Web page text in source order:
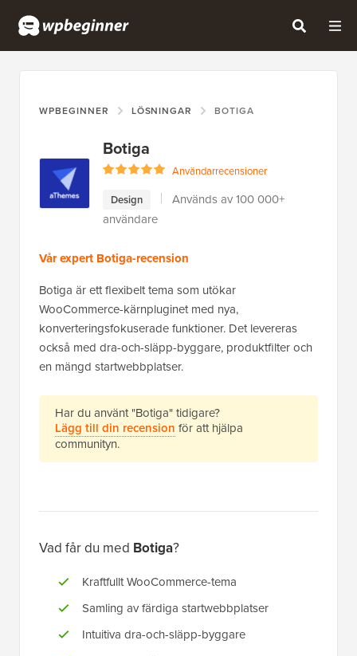
WPBEGINNER LÖSNINGAR BOTIGA
Botiga
Användarrecensioner
Design
Används av 100 000+
användare
Vår expert Botiga-recension
Botiga är ett flexibelt tema som utökar
WooCommerce-kärnpluginet med nya,
konverteringsfokuserade funktioner. Det levereras
också med dra-och-släpp-byggare, produktfilter och
en mängd startwebbplatser.
Har du använt "Botiga" tidigare?
Lägg till din recension för att hjälpa
communityn.
Vad får du med Botiga?
Kraftfullt WooCommerce-tema
Samling av färdiga startwebbplatser
Intuitiva dra-och-släpp-byggare